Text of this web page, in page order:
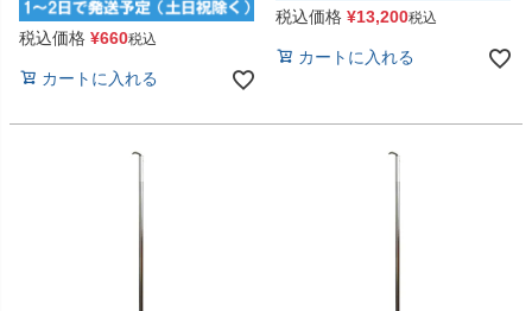
税込価格 ¥660税込
カートに入れる
税込価格 ¥13,200税込
カートに入れる